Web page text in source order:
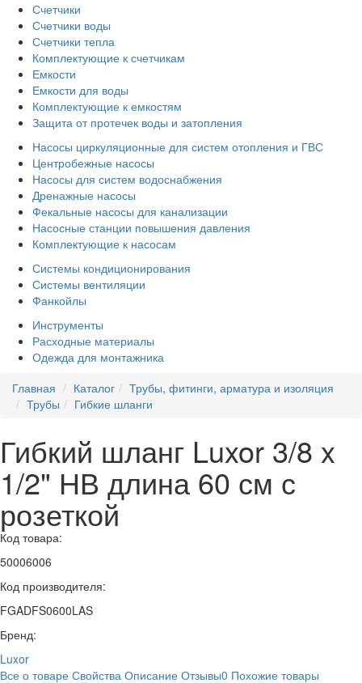
Счетчики
Счетчики воды
Счетчики тепла
Комплектующие к счетчикам
Емкости
Емкости для воды
Комплектующие к емкостям
Защита от протечек воды и затопления
Насосы циркуляционные для систем отопления и ГВС
Центробежные насосы
Насосы для систем водоснабжения
Дренажные насосы
Фекальные насосы для канализации
Насосные станции повышения давления
Комплектующие к насосам
Системы кондиционирования
Системы вентиляции
Фанкойлы
Инструменты
Расходные материалы
Одежда для монтажника
Главная
Каталог
Трубы, фитинги, арматура и изоляция
Трубы
Гибкие шланги
Гибкий шланг Luxor 3/8 x
1/2" НВ длина 60 см с
розеткой
Код товара:
50006006
Код производителя:
FGADFS0600LAS
Бренд:
Luxor
Все о товаре Свойства Описание Отзывы0 Похожие товары